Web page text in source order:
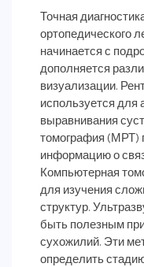
Точная
ортопедического
начинается с
дополняется
визуализации.
используется для
выравнивания
томография (МРТ)
информацию о
Компьютерная
для изучения
структур.
быть полезным
сухожилий. Эти
определить